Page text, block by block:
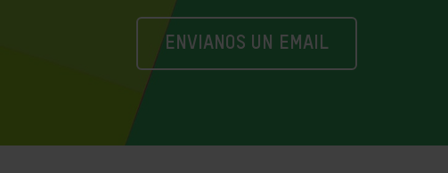
ENVIANOS UN EMAIL